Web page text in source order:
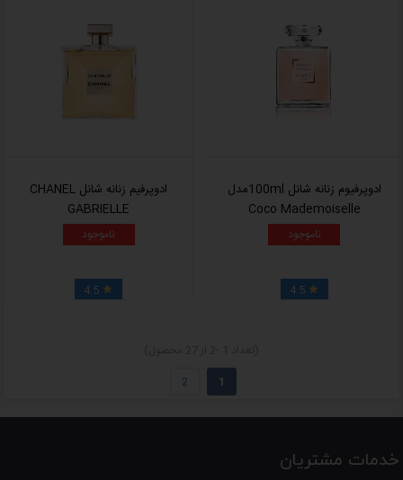
ادوپرفیوم زنانه شانل 100mlمدل
Coco Mademoiselle
ناموجود

4.5
ادوپرفیم زنانه شانل CHANEL
GABRIELLE
ناموجود

1
2
خدمات مشتریان